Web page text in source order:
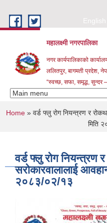
English
महालक्ष्मी नगरपालिका
नगर कार्यपालिकाको
ललितपुर, बागमती प्रदेश,
“स्वच्छ, सफा, समृद्ध, सुन्दर –
You are here
Home » वर्ड फ्लु रोग नियन्त्रण र
मिति
वर्ड फ्लु रोग नियन्त्रण
सरोकारवालालाई
२०८३/०२/१३